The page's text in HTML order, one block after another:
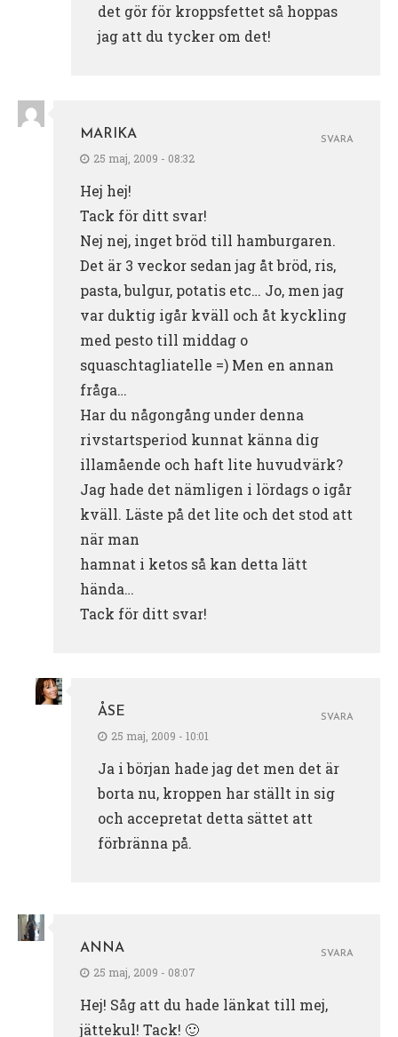
det gör för kroppsfettet så hoppas
jag att du tycker om det!
MARIKA
25 maj, 2009 - 08:32
Hej hej!
Tack för ditt svar!
Nej nej, inget bröd till hamburgaren.
Det är 3 veckor sedan jag åt bröd, ris,
pasta, bulgur, potatis etc… Jo, men jag
var duktig igår kväll och åt kyckling
med pesto till middag o
squaschtagliatelle =) Men en annan
fråga…
Har du någongång under denna
rivstartsperiod kunnat känna dig
illamående och haft lite huvudvärk?
Jag hade det nämligen i lördags o igår
kväll. Läste på det lite och det stod att
när man
hamnat i ketos så kan detta lätt
hända…
Tack för ditt svar!
SVARA
ÅSE
25 maj, 2009 - 10:01
Ja i början hade jag det men det är
borta nu, kroppen har ställt in sig
och accepretat detta sättet att
förbränna på.
SVARA
ANNA
25 maj, 2009 - 08:07
Hej! Såg att du hade länkat till mej,
jättekul! Tack! 🙂
SVARA